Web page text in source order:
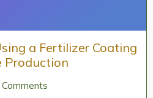
a Fertilizer Coating
Production